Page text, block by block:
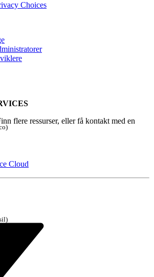
Fjern alle Utført
Choices
flere ressurser, eller få kontakt med en
Cloud